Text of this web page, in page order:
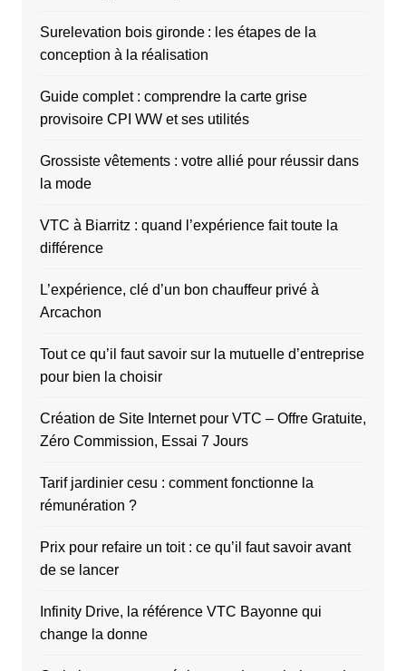
Surelevation bois gironde : les étapes de la
conception à la réalisation
Guide complet : comprendre la carte grise
provisoire CPI WW et ses utilités
Grossiste vêtements : votre allié pour réussir dans
la mode
VTC à Biarritz : quand l’expérience fait toute la
différence
L’expérience, clé d’un bon chauffeur privé à
Arcachon
Tout ce qu’il faut savoir sur la mutuelle d’entreprise
pour bien la choisir
Création de Site Internet pour VTC – Offre Gratuite,
Zéro Commission, Essai 7 Jours
Tarif jardinier cesu : comment fonctionne la
rémunération ?
Prix pour refaire un toit : ce qu’il faut savoir avant
de se lancer
Infinity Drive, la référence VTC Bayonne qui
change la donne